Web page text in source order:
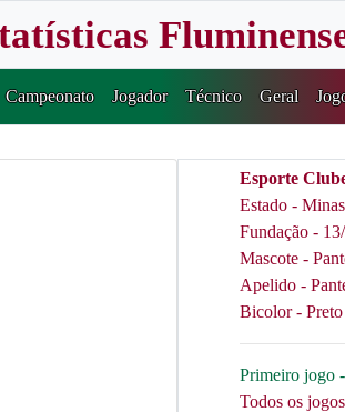
Campeonato Jogador Técnico Geral
Esporte
Estado -
Fundação -
Mascote -
Apelido -
Bicolor -
Primeiro jogo
Todos os jogos